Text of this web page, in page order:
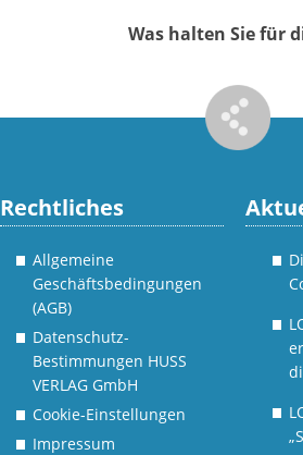
Rechtliches
Allgemeine
Geschäftsbedingungen
(AGB)
Datenschutz-
Bestimmungen HUSS
VERLAG GmbH
Cookie-Einstellungen
Impressum
Was halten Sie für